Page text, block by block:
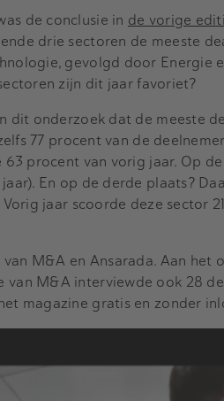
de conclusie in de vorige
drie sectoren de meeste
gevolgd door Energie
zijn dit jaar favoriet?
dit onderzoek dat de meeste
77 procent van de
procent van vorig jaar. Op
En op de derde plaats?
jaar scoorde deze sector
M&A en Ansarada. Aan het
M&A interviewde ook 28
magazine gratis en zonder